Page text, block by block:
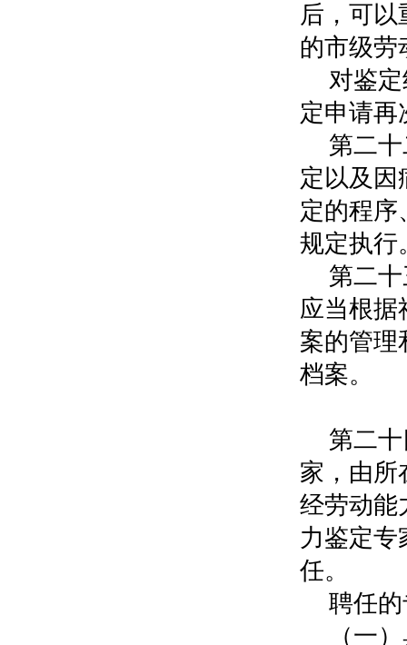
后，可
的市级劳
对鉴
定申请再
第二
定以及因
定的程序
规定执行
第二
应当根据
案的管理
档案。
第二
家，由所
经劳动能
力鉴定专
任。
聘任
（一